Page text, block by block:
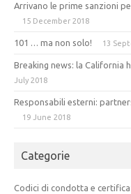
Arrivano le prime sanzioni
15 December 2018
101 … ma non solo! 13
Breaking news: la California
July 2018
Responsabili esterni:
19 June 2018
Categorie
Codici di condotta e